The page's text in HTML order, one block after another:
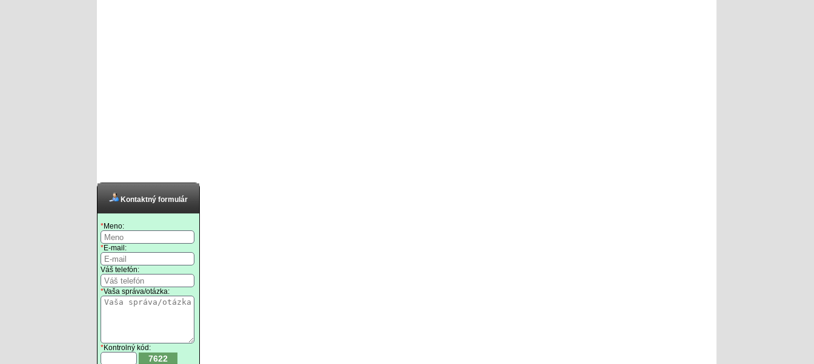
Kontaktný formulár
*Meno:
*E-mail:
Váš telefón:
*Vaša správa/otázka:
*Kontrolný kód:
7622